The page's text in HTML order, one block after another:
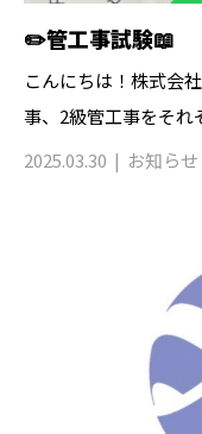
✏️管工事試験📖
こんにちは！株式会
事、2級管工事をそ
2025.03.30
お知らせ